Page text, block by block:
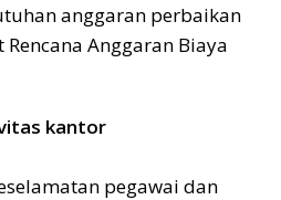
anggaran perbaikan
Anggaran Biaya
kantor
pegawai dan